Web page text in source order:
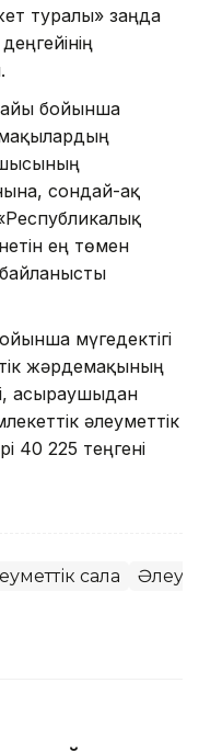
туралы» заңда
бойынша
сондай-ақ
ең төмен
мүгедектігі
жәрдемақының
асыраушыдан
әлеуметтік
40 225 теңгені
сала